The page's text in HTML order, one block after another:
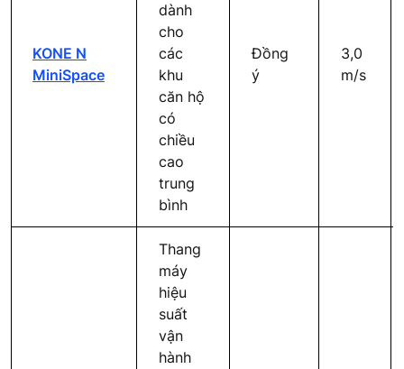
KONE N
MiniSpace
dành
cho
các
khu
căn hộ
có
chiều
cao
trung
bình
Đồng
ý
3,0
m/s
Thang
máy
hiệu
suất
vận
hành